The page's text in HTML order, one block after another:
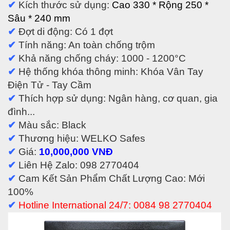
✔ Kích thước sử dụng: Cao 330 * Rộng 250 *
Sâu * 240 mm
✔ Đợt di động: Có 1 đợt
✔ Tính năng: An toàn chống trộm
✔ Khả năng chống cháy: 1000 - 1200°C
✔ Hệ thống khóa thông minh: Khóa Vân Tay
Điện Tử - Tay Cầm
✔ Thích hợp sử dụng: Ngân hàng, cơ quan, gia
đình...
✔ Màu sắc: Black
✔ Thương hiệu: WELKO Safes
✔ Giá: 10,000,000 VNĐ
✔ Liên Hệ Zalo: 098 2770404
✔ Cam Kết Sản Phẩm Chất Lượng Cao: Mới
100%
✔ Hotline International 24/7: 0084 98 2770404